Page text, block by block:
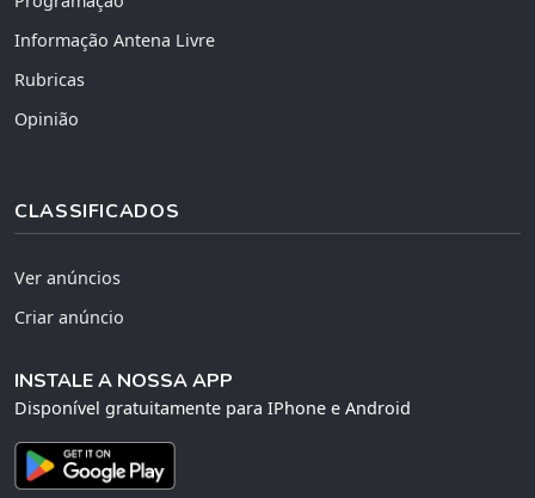
Informação Antena Livre
Rubricas
Opinião
CLASSIFICADOS
Ver anúncios
Criar anúncio
INSTALE A NOSSA APP
Disponível gratuitamente para IPhone e Android